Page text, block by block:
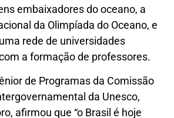
embaixadores do oceano, a
da Olimpíada do Oceano, e
rede de universidades
a formação de professores.
de Programas da Comissão
da Unesco,
afirmou que “o Brasil é hoje